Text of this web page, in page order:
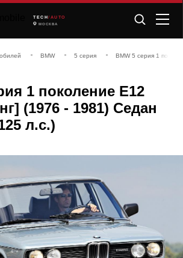
TECH /AUTO
МОСКВА
BMW 5 серия BMW 5 серия 1
1 поколение E12
(1976 - 1981) Седан
л.с.)